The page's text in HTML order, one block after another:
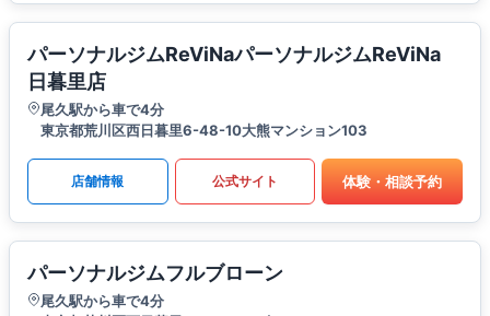
パーソナルジムReViNaパーソナルジムReViNa
日暮里店
尾久駅から車で4分
東京都荒川区西日暮里6-48-10大熊マンション103
店舗情報 公式サイト 体験・相談予約
パーソナルジムフルブローン
尾久駅から車で4分